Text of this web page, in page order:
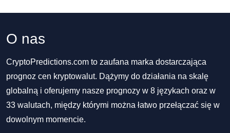
O nas
CryptoPredictions.com to zaufana marka dostarczająca
prognoz cen kryptowalut. Dążymy do działania na skalę
globalną i oferujemy nasze prognozy w 8 językach oraz w
33 walutach, między którymi można łatwo przełączać się w
dowolnym momencie.